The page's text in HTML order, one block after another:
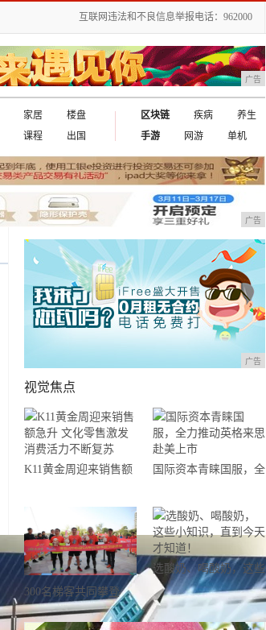
互联网违法和不良信息举报电话：962000
广告
家居
楼盘
课程 出国
区块链 疾病
养生
手游
网游 单机
广告
广告
视觉焦点
K11黄金周迎来销售额
国际资本青睐国服，全
市
300名梯客共同攀登
2019国际垂直马拉松超
选酸奶、喝酸奶，这些
小知识，直到今天才知
道！